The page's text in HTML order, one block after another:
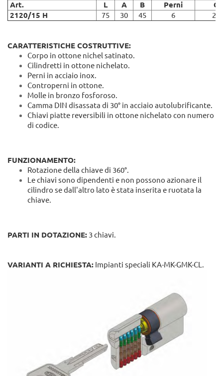
Art. L A B Perni
2120/15 H
75 30 45 6
CARATTERISTICHE COSTRUTTIVE:
Corpo in ottone nichel satinato.
Cilindretti in ottone nichelato.
Perni in acciaio inox.
Controperni in ottone.
Molle in bronzo fosforoso.
Camma DIN disassata di 30° in acciaio autolubrificante.
Chiavi piatte reversibili in ottone nichelato con numero
di codice.
FUNZIONAMENTO:
Rotazione della chiave di 360°.
Le chiavi sono dipendenti e non possono azionare il
cilindro se dall'altro lato è stata inserita e ruotata la
chiave.
PARTI IN DOTAZIONE: 3 chiavi.
VARIANTI A RICHIESTA: Impianti speciali KA-MK-GMK-CL.